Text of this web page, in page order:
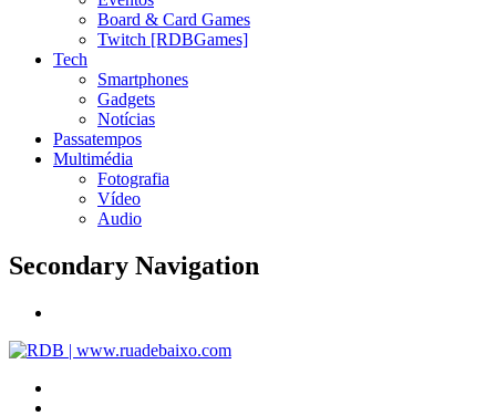
Board & Card Games
Twitch [RDBGames]
Tech
Smartphones
Gadgets
Notícias
Passatempos
Multimédia
Fotografia
Vídeo
Audio
Secondary Navigation